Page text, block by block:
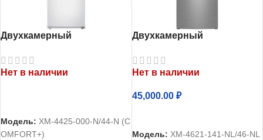
Двухкамерный
ХМ-4425-000-N
Нет в наличии
Модель: ХМ-4425-000-N/44-N (C
OMFORT+)
Двухкамерный
ХМ-4621-141-NL
Нет в наличии
45,000.00 ₽
Модель: ХМ-4621-141-NL/46-NL